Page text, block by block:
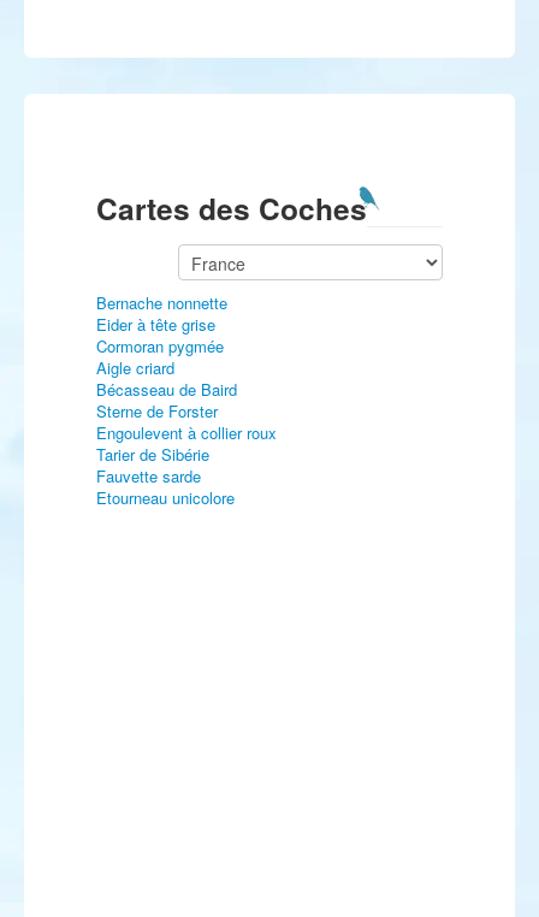
Cartes des Coches
Bernache nonnette
Eider à tête grise
Cormoran pygmée
Aigle criard
Bécasseau de Baird
Sterne de Forster
Engoulevent à collier roux
Tarier de Sibérie
Fauvette sarde
Etourneau unicolore